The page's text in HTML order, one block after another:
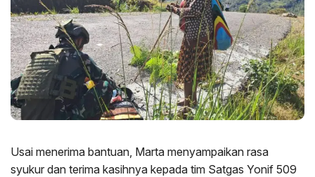
Usai menerima bantuan, Marta menyampaikan rasa
syukur dan terima kasihnya kepada tim Satgas Yonif 509